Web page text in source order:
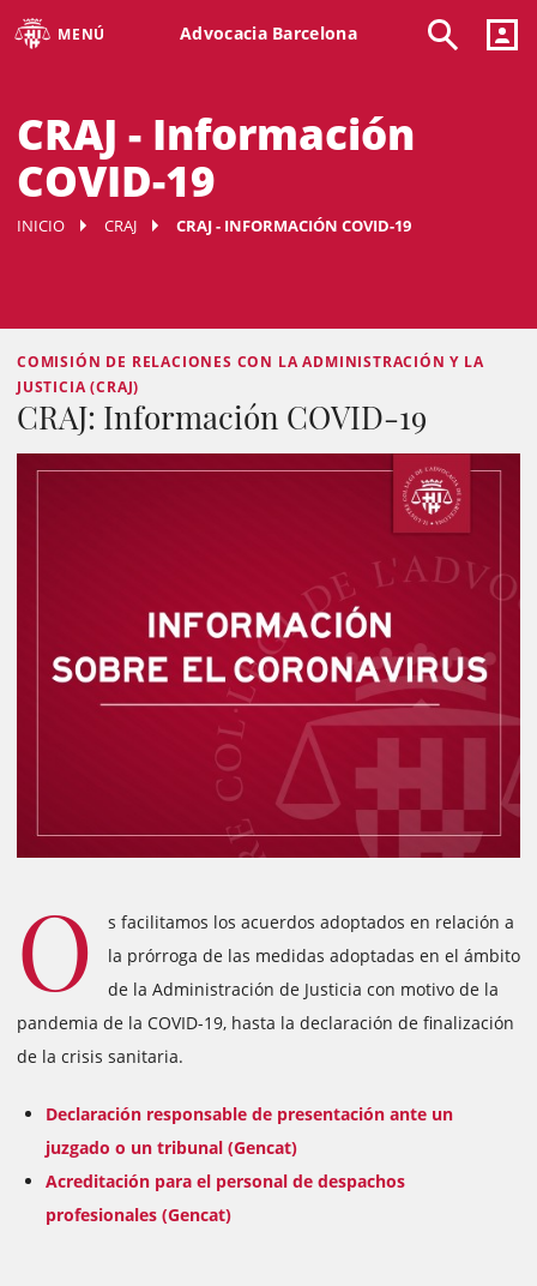
MENÚ Advocacia Barcelona
CRAJ - Información
COVID-19
INICIO CRAJ CRAJ - INFORMACIÓN COVID-19
COMISIÓN DE RELACIONES CON LA ADMINISTRACIÓN Y LA
JUSTICIA (CRAJ)
CRAJ: Información COVID-19
O
s facilitamos los acuerdos adoptados en relación a
la prórroga de las medidas adoptadas en el ámbito
de la Administración de Justicia con motivo de la
pandemia de la COVID-19, hasta la declaración de finalización
de la crisis sanitaria.
Declaración responsable de presentación ante un
juzgado o un tribunal (Gencat)
Acreditación para el personal de despachos
profesionales (Gencat)